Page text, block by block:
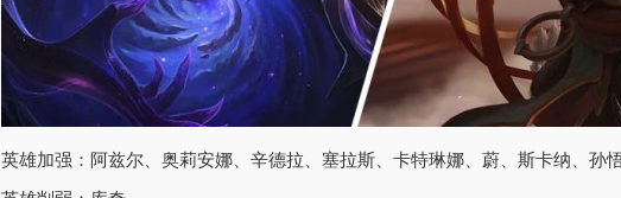
英雄加强：阿兹尔、奥莉安娜、辛德拉、塞拉斯、卡特琳娜、蔚、斯卡纳、孙